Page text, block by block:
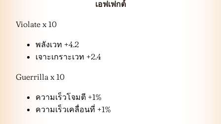
เอฟเฟกต์
Violate x 10
พลังเวท +4.2
เจาะเกราะเวท +2.4
Guerrilla x 10
ความเร็วโจมตี +1%
ความเร็วเคลื่อนที่ +1%